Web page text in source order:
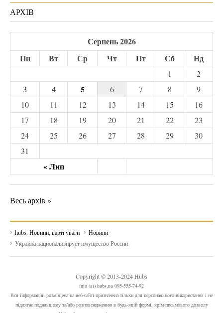
АРХІВ
Серпень 2026
Пн
Вт Ср Чт Пт Сб Нд
« Лип
1
2
3
4 5 6 7 8
9
10
11 12 13 14 15
16
17
18 19 20 21 22
23
24
25 26 27 28 29
30
31
Весь архів »
hubs. Новини, варті уваги
Новини
Украина национализирует имущество России
Copyright © 2013-2024 Hubs
info (at) hubs.ua 095-555-74-92
Вся інформація, розміщена на веб-сайті призначена тільки для персонального використання і не
підлягає подальшому та/або розповсюдженню в будь-якій формі, крім письмового дозволу